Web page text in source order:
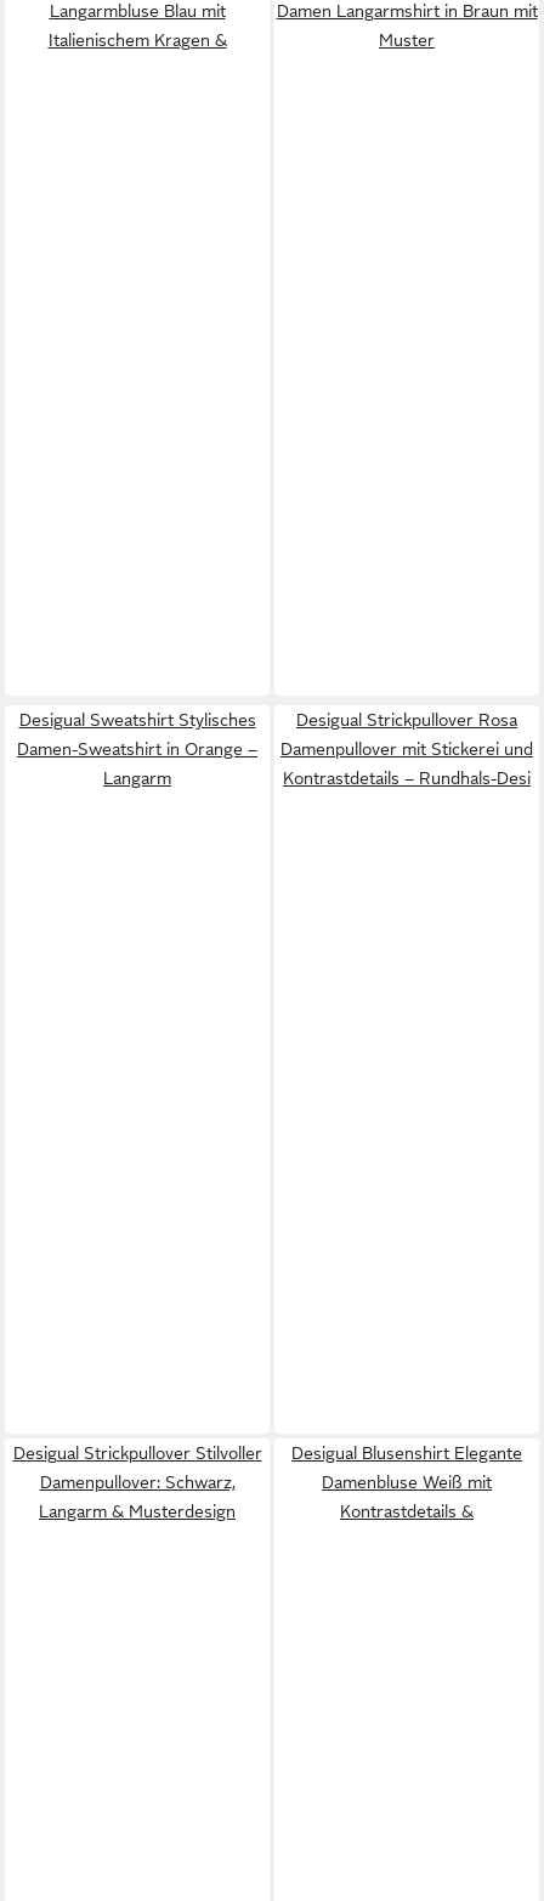
Langarmbluse Blau mit
Italienischem Kragen &
Damen Langarmshirt in Braun mit
Muster
Desigual Sweatshirt Stylisches
Damen-Sweatshirt in Orange –
Langarm
Desigual Strickpullover Rosa
Damenpullover mit Stickerei und
Kontrastdetails – Rundhals-Desi
Desigual Strickpullover Stilvoller
Damenpullover: Schwarz,
Langarm & Musterdesign
Desigual Blusenshirt Elegante
Damenbluse Weiß mit
Kontrastdetails &